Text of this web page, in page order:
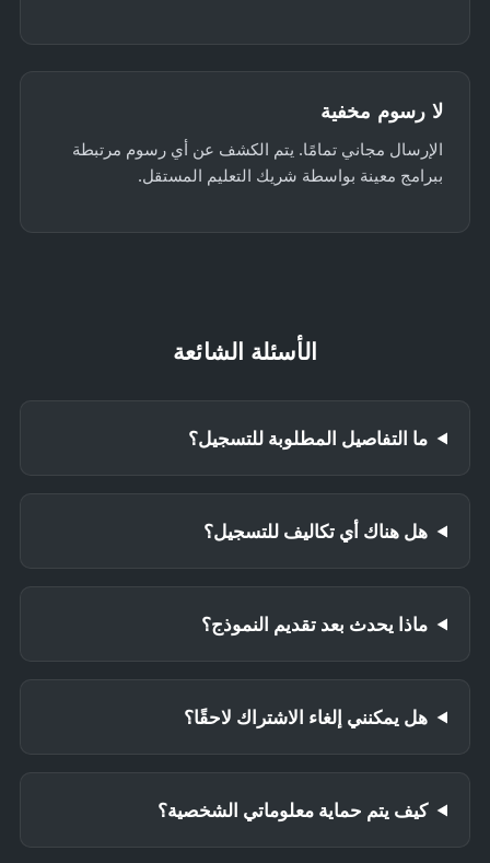
لا رسوم مخفية
الإرسال مجاني تمامًا. يتم الكشف عن أي رسوم مرتبطة
ببرامج معينة بواسطة شريك التعليم المستقل.
الأسئلة الشائعة
ما التفاصيل المطلوبة للتسجيل؟
هل هناك أي تكاليف للتسجيل؟
ماذا يحدث بعد تقديم النموذج؟
هل يمكنني إلغاء الاشتراك لاحقًا؟
كيف يتم حماية معلوماتي الشخصية؟